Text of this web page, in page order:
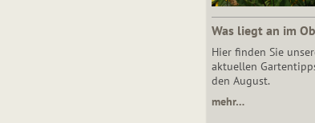
Was liegt an im
Hier finden Sie
aktuellen
den August.
mehr…